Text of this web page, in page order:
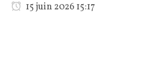
15 juin 2026 15:17